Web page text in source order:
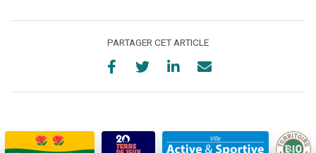
PARTAGER CET ARTICLE